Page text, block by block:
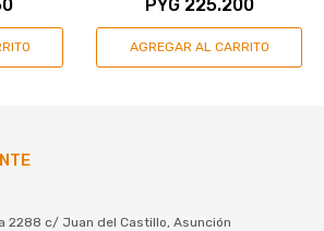
PYG 225.200
2288 c/ Juan del Castillo, Asunción